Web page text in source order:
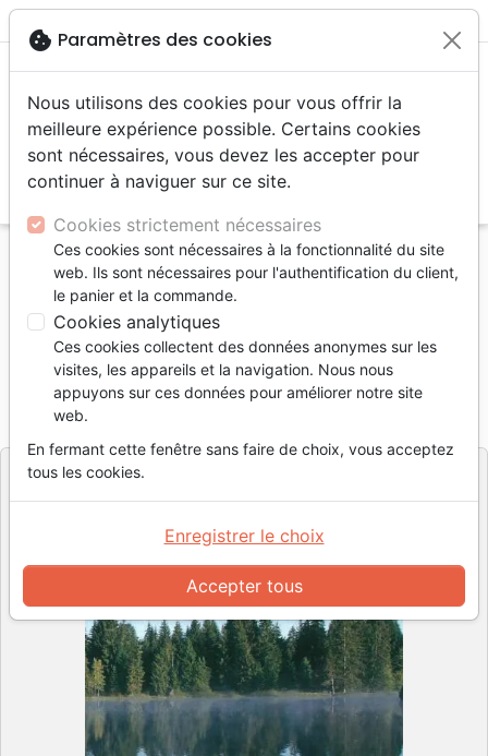
menu
Accueil Livres
Témoignages, biographies
Ma vie avant... et après !
Ma vie avant... et après !
Jacqueline Fresard
RéférenceOLA5106 EAN9782970051060
Editeur OLADIOS
cookie Paramètres des cookies
Nous utilisons des cookies pour vous offrir la
meilleure expérience possible. Certains cookies
sont nécessaires, vous devez les accepter pour
continuer à naviguer sur ce site.
Cookies strictement nécessaires
Ces cookies sont nécessaires à la fonctionnalité du site
web. Ils sont nécessaires pour l'authentification du client,
le panier et la commande.
Cookies analytiques
Ces cookies collectent des données anonymes sur les
visites, les appareils et la navigation. Nous nous
appuyons sur ces données pour améliorer notre site
web.
En fermant cette fenêtre sans faire de choix, vous acceptez
tous les cookies.
Accepter tous
Enregistrer le choix